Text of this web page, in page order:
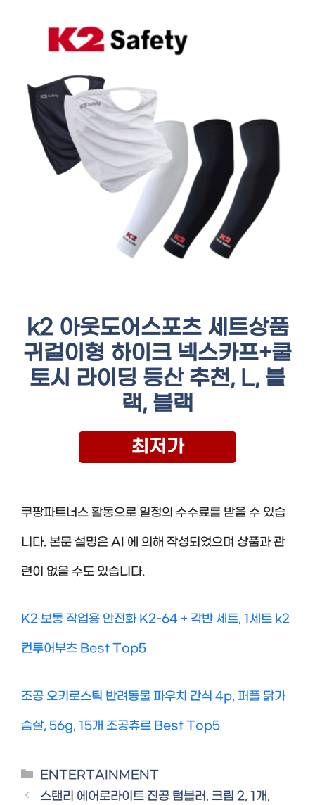
k2 아웃도어스포츠 세트상품
귀걸이형 하이크 넥스카프+쿨
토시 라이딩 등산 추천, L, 블
랙, 블랙
최저가
쿠팡파트너스 활동으로 일정의 수수료를 받을 수 있습
니다. 본문 설명은 AI 에 의해 작성되었으며 상품과 관
련이 없을 수도 있습니다.
K2 보통 작업용 안전화 K2-64 + 각반 세트, 1세트 k2
컨투어부츠 Best Top5
조공 오키로스틱 반려동물 파우치 간식 4p, 퍼플 닭가
슴살, 56g, 15개 조공츄르 Best Top5
Categories
ENTERTAINMENT
스탠리 에어로라이트 진공 텀블러, 크림 2, 1개,